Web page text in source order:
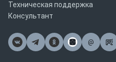
Техническая поддержка
Консультант
@
Почта